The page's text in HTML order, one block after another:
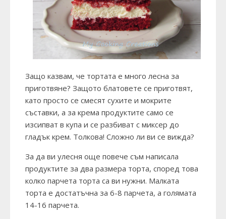
Защо казвам, че тортата е много лесна за
приготвяне? Защото блатовете се приготвят,
като просто се смесят сухите и мокрите
съставки, а за крема продуктите само се
изсипват в купа и се разбиват с миксер до
гладък крем. Толкова! Сложно ли ви се вижда?
За да ви улесня още повече съм написала
продуктите за два размера торта, според това
колко парчета торта са ви нужни. Малката
торта е достатъчна за 6-8 парчета, а голямата
14-16 парчета.